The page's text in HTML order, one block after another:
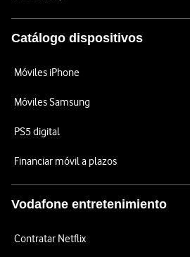
Catálogo dispositivos
Móviles iPhone
Móviles Samsung
PS5 digital
Financiar móvil a plazos
Vodafone entretenimiento
Contratar Netflix